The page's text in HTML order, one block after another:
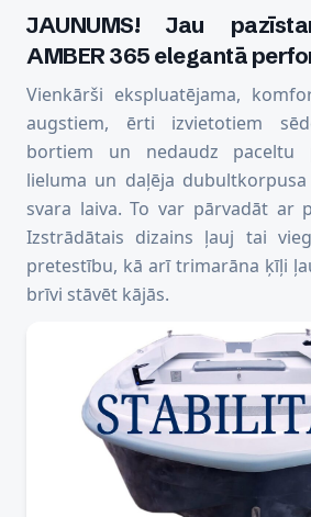
JAUNUMS! Jau
AMBER 365 elegantā
Vienkārši ekspluatējama,
augstiem, ērti izvietotiem
bortiem un nedaudz paceltu
lieluma un daļēja
svara laiva. To var pārvadāt ar
Izstrādātais dizains ļauj tai
pretestību, kā arī trimarāna ķīļi
brīvi stāvēt kājās.